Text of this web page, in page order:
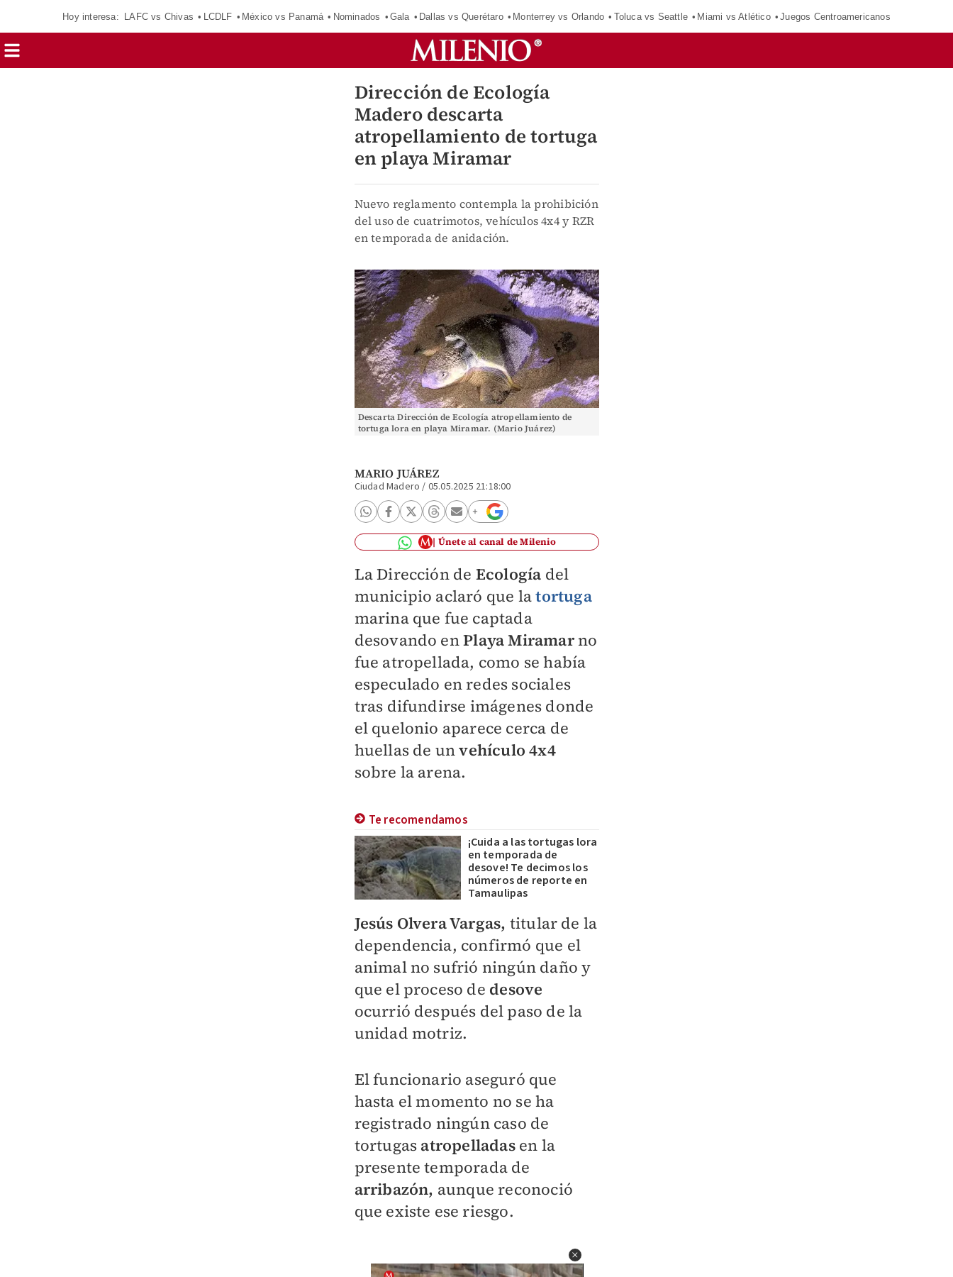
Hoy interesa: LAFC vs Chivas LCDLF México vs Panamá Nominados Gala Dallas vs Querétaro Monterrey vs Orlando Toluca vs Seattle Miami vs Atlético Juegos Centroamericanos
Dirección de Ecología
Madero descarta
atropellamiento de tortuga
en playa Miramar
Nuevo reglamento contempla la prohibición
del uso de cuatrimotos, vehículos 4x4 y RZR
en temporada de anidación.
Descarta Dirección de Ecología atropellamiento de
tortuga lora en playa Miramar. (Mario Juárez)
MARIO JUÁREZ
Ciudad Madero / 05.05.2025 21:18:00
Únete al canal de Milenio
La Dirección de Ecología del
municipio aclaró que latortuga
marina que fue captada
desovando enPlaya Miramarno
fue atropellada, como se había
especulado en redes sociales
tras difundirse imágenes donde
el quelonio aparece cerca de
huellas de unvehículo 4x4
sobre la arena.
Te recomendamos
¡Cuida a las tortugas lora
en temporada de
desove! Te decimos los
números de reporte en
Tamaulipas
Jesús Olvera Vargas, titular de la
dependencia, confirmó que el
animal no sufrió ningún daño y
que el proceso de desove
ocurrió después del paso de la
unidad motriz.
El funcionario aseguró que
hasta el momento no se ha
registrado ningún caso de
tortugas atropelladas en la
presente temporada de
arribazón, aunque reconoció
que existe ese riesgo.